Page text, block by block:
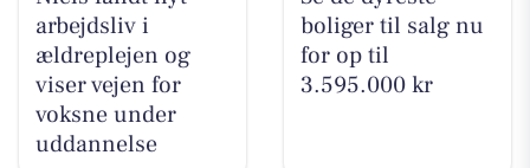
arbejdsliv i
ældreplejen og
viser vejen for
voksne under
uddannelse
boliger til salg nu
for op til
3.595.000 kr